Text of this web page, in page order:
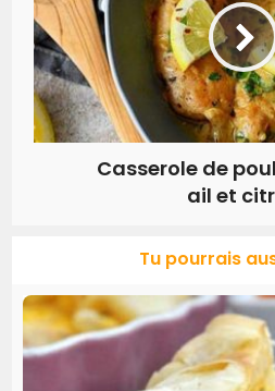
Casserole de
ail et
Tu pourrais